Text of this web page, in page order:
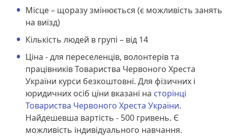
Місце – щоразу змінюється (є можливість занять
на виїзд)
Кількість людей в групі – від 14
Ціна - для переселенців, волонтерів та
працівників Товариства Червоного Хреста
України курси безкоштовні. Для фізичних і
юридичних осіб ціни вказані на сторінці
Товариства Червоного Хреста України.
Найдешевша вартість - 500 гривень. Є
можливість індивідуального навчання.